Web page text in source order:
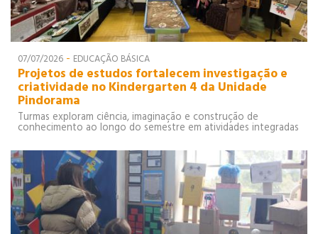
07/07/2026 - EDUCAÇÃO BÁSICA
Projetos de estudos fortalecem investigação e
criatividade no Kindergarten 4 da Unidade
Pindorama
Turmas exploram ciência, imaginação e construção de
conhecimento ao longo do semestre em atividades integradas